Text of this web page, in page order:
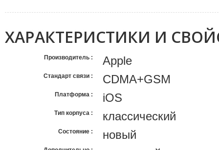
ХАРАКТЕРИСТИКИ И
Производитель Apple
Стандарт связи CDMA+GSM
Платформа iOS
Тип корпуса классический
Состояние новый